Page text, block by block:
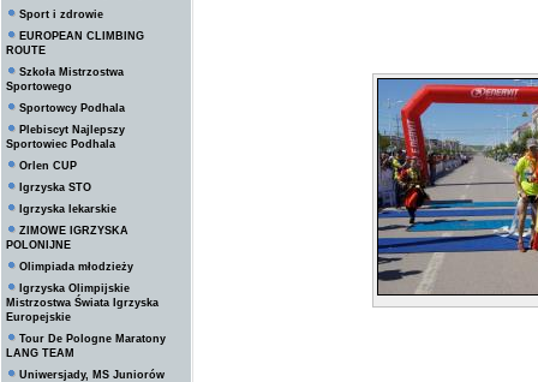
Sport i zdrowie
EUROPEAN CLIMBING
ROUTE
Szkoła Mistrzostwa
Sportowego
Sportowcy Podhala
Plebiscyt Najlepszy
Sportowiec Podhala
Orlen CUP
Igrzyska STO
Igrzyska lekarskie
ZIMOWE IGRZYSKA
POLONIJNE
Olimpiada młodzieży
Igrzyska Olimpijskie
Mistrzostwa Świata Igrzyska
Europejskie
Tour De Pologne Maratony
LANG TEAM
Uniwersjady, MS Juniorów